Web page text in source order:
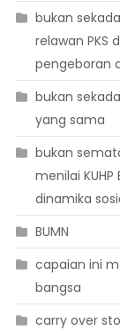
bukan
relawan PKS
pengeboran
bukan
yang sama
bukan
menilai
dinamika
BUMN
capaian ini
bangsa
carry over